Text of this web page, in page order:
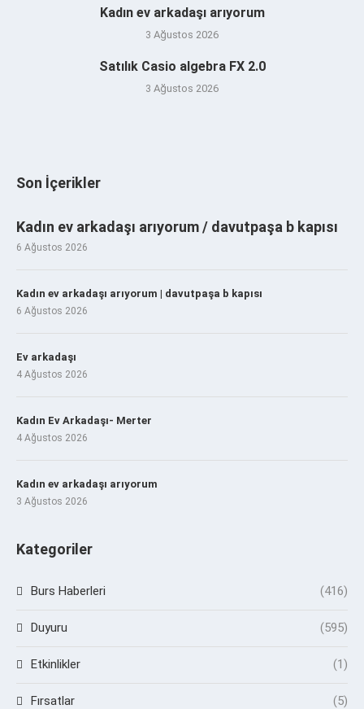
Kadın ev arkadaşı arıyorum
3 Ağustos 2026
Satılık Casio algebra FX 2.0
3 Ağustos 2026
Son İçerikler
Kadın ev arkadaşı arıyorum / davutpaşa b kapısı
6 Ağustos 2026
Kadın ev arkadaşı arıyorum | davutpaşa b kapısı
6 Ağustos 2026
Ev arkadaşı
4 Ağustos 2026
Kadın Ev Arkadaşı- Merter
4 Ağustos 2026
Kadın ev arkadaşı arıyorum
3 Ağustos 2026
Kategoriler
Burs Haberleri (416)
Duyuru (595)
Etkinlikler (1)
Fırsatlar (5)